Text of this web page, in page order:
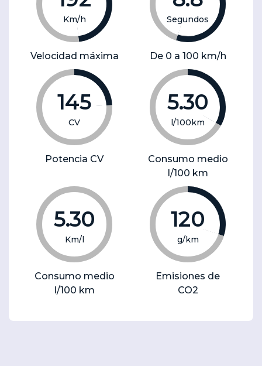
Km/h
Velocidad máxima
Segundos
De 0 a 100 km/h
145
CV
Potencia CV
5.30
l/100km
Consumo medio
l/100 km
5.30
Km/l
Consumo medio
l/100 km
120
g/km
Emisiones de
CO2